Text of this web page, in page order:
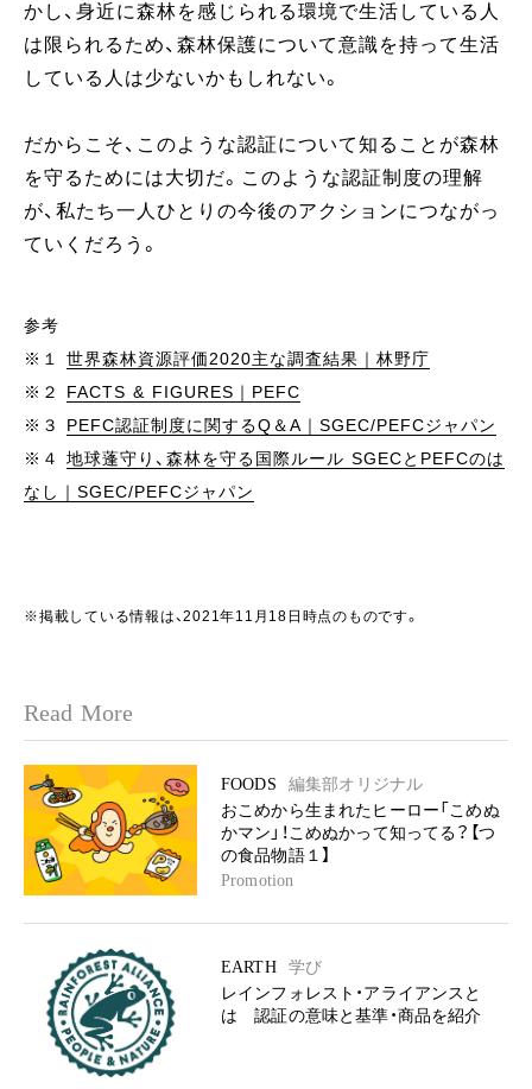
かし、身近に森林を感じられる環境で生活している人
は限られるため、森林保護について意識を持って生活
している人は少ないかもしれない。
だからこそ、このような認証について知ることが森林
を守るためには大切だ。このような認証制度の理解
が、私たち一人ひとりの今後のアクションにつながっ
ていくだろう。
参考
※１ 世界森林資源評価2020主な調査結果｜林野庁
※２ FACTS & FIGURES｜PEFC
※３ PEFC認証制度に関するQ＆A｜SGEC/PEFCジャパン
※４ 地球蓬守り、森林を守る国際ルール SGECとPEFCのは
なし｜SGEC/PEFCジャパン
※掲載している情報は、2021年11月18日時点のものです。
Read More
FOODS
編集部オリジナル
おこめから生まれたヒーロー「こめぬ
かマン」！こめぬかって知ってる？【つ
の食品物語１】
Promotion
EARTH
学び
レインフォレスト・アライアンスと
は 認証の意味と基準・商品を紹介